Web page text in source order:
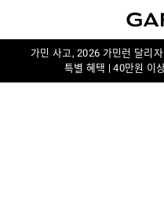
가민 사고, 2026 가민런 달리
특별 혜택 | 40만원 이